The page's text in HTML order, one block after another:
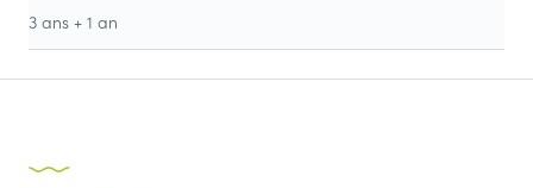
3 ans + 1 an